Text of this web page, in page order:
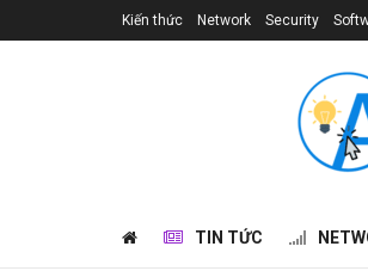
Kiến thức Network Security
TIN TỨC